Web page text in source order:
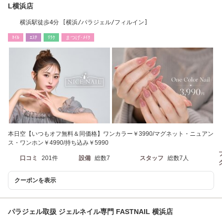
L横浜店
横浜駅徒歩4分 [横浜/パラジェル/フィルイン]
ﾈｲﾙ ｴｽﾃ ﾘﾗｸ まつげ･ﾒｲｸ
本日空【いつもオフ無料＆同価格】ワンカラー￥3990/マグネット・ニュアン
ス・ワンホン￥4990/持ち込み￥5990
口コミ 201件 設備 総数7 スタッフ 総数7人
クーポンを表示
パラジェル取扱 ジェルネイル専門 FASTNAIL 横浜店